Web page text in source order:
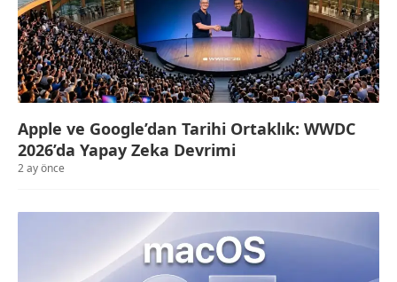
Apple ve Google’dan Tarihi Ortaklık: WWDC
2026’da Yapay Zeka Devrimi
2 ay önce